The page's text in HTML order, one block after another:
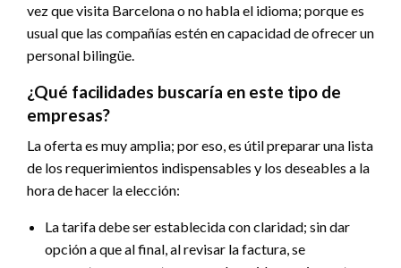
vez que visita Barcelona o no habla el idioma; porque es
usual que las compañías estén en capacidad de ofrecer un
personal bilingüe.
¿Qué facilidades buscaría en este tipo de
empresas?
La oferta es muy amplia; por eso, es útil preparar una lista
de los requerimientos indispensables y los deseables a la
hora de hacer la elección:
La tarifa debe ser establecida con claridad; sin dar
opción a que al final, al revisar la factura, se